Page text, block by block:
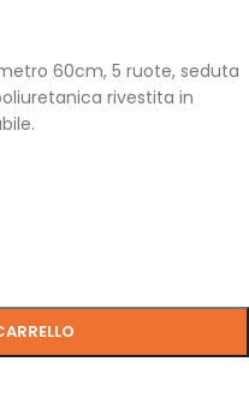
60cm, 5 ruote, seduta
rivestita in